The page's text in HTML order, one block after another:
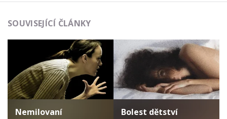
SOUVISEJÍCÍ ČLÁNKY
Nemilovaní Bolest dětství